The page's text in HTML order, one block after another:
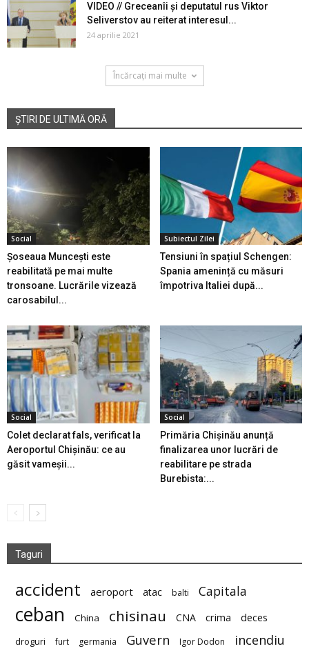
VIDEO // Greceanîi și deputatul rus Viktor
Seliverstov au reiterat interesul...
24 aprilie 2021
Încărcați mai multe
ȘTIRI DE ULTIMĂ ORĂ
Social
Șoseaua Muncești este
reabilitată pe mai multe
tronsoane. Lucrările vizează
carosabilul...
Subiectul Zilei
Tensiuni în spațiul Schengen:
Spania amenință cu măsuri
împotriva Italiei după...
Social
Colet declarat fals, verificat la
Aeroportul Chișinău: ce au
găsit vameșii...
Social
Primăria Chișinău anunță
finalizarea unor lucrări de
reabilitare pe strada
Burebista:...
Taguri
accident aeroport atac balti Capitala
ceban China chisinau CNA crima deces
droguri furt germania Guvern Igor Dodon incendiu